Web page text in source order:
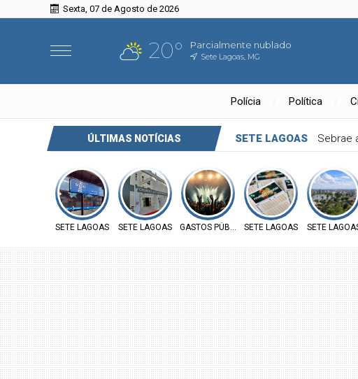
Sexta, 07 de Agosto de 2026
20° Parcialmente nublado
Sete Lagoas, MG
Polícia Política
ÚLTIMAS NOTÍCIAS SETE LAGOAS Sebrae
SETE LAGOAS SETE LAGOAS GASTOS PÚBLICOSSETE LAGOAS SETE